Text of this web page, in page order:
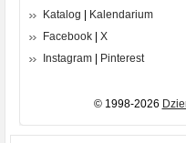
Katalog
Kalendarium
Facebook
X
Instagram
Pinterest
© 1998-2026